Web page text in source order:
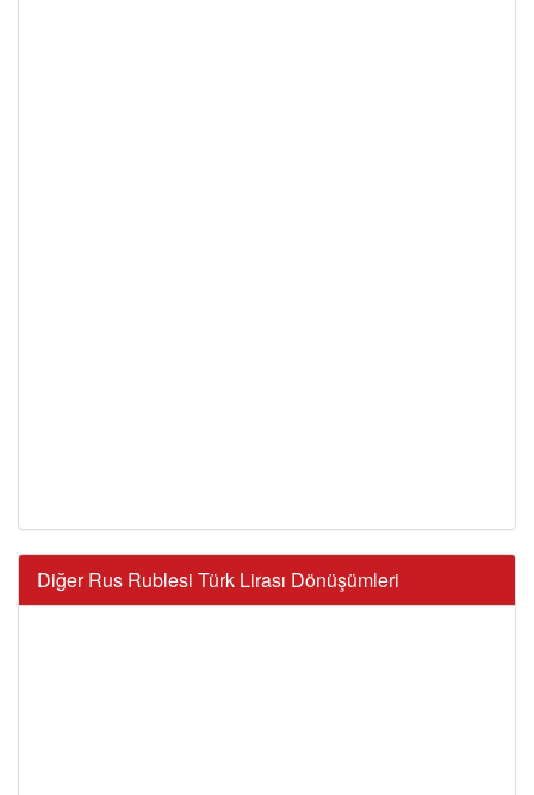
Diğer Rus Rublesi Türk Lirası Dönüşümleri